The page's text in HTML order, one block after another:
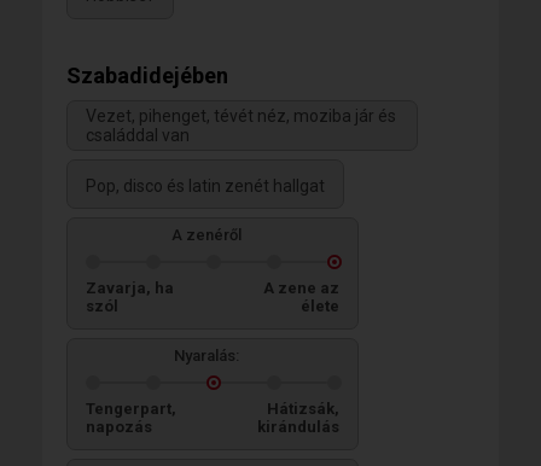
Szabadidejében
Vezet, pihenget, tévét néz, moziba jár és
családdal van
Pop, disco és latin zenét hallgat
A zenéről
Zavarja, ha
szól
A zene az
élete
Nyaralás:
Tengerpart,
napozás
Hátizsák,
kirándulás